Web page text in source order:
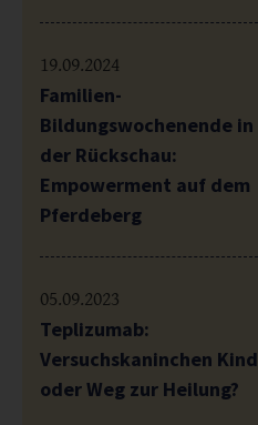
19.09.2024
Familien-
Bildungswochenende in
der Rückschau:
Empowerment auf dem
Pferdeberg
05.09.2023
Teplizumab:
Versuchskaninchen Kind
oder Weg zur Heilung?